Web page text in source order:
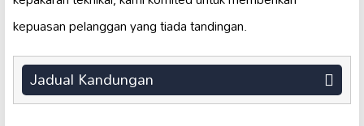
kepuasan pelanggan yang tiada tandingan.
Jadual Kandungan